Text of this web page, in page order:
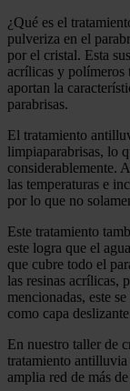
¿Qué es el
pulveriza en el
por el cristal. Esta
acrílicas y polímeros
aportan la
parabrisas.
El tratamiento
limpiaparabrisas, lo
considerablemente.
las temperaturas e
por lo que no
Este tratamiento
este logra que el
que cubre todo el
las resinas acrílicas,
mencionadas, este
como capa
En nuestro taller de
tratamiento antilluvia
amplia red de más